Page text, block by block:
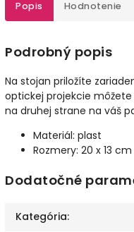
Popis Hodnotenie
Podrobný popis
Na stojan priložíte
optickej projekcie
na druhej strane na váš
Materiál: plast
Rozmery: 20 x 13 cm
Dodatočné
Kategória: